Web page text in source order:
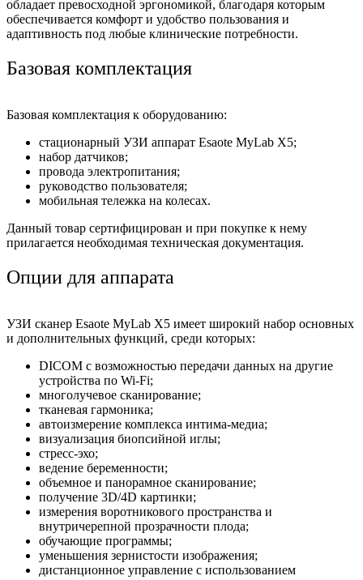
обладает превосходной эргономикой, благодаря которым
обеспечивается комфорт и удобство пользования и
адаптивность под любые клинические потребности.
Базовая комплектация
Базовая комплектация к оборудованию:
стационарный УЗИ аппарат Esaote MyLab X5;
набор датчиков;
провода электропитания;
руководство пользователя;
мобильная тележка на колесах.
Данный товар сертифицирован и при покупке к нему
прилагается необходимая техническая документация.
Опции для аппарата
УЗИ сканер Esaote MyLab X5 имеет широкий набор основных
и дополнительных функций, среди которых:
DICOM с возможностью передачи данных на другие
устройства по Wi-Fi;
многолучевое сканирование;
тканевая гармоника;
автоизмерение комплекса интима-медиа;
визуализация биопсийной иглы;
стресс-эхо;
ведение беременности;
объемное и панорамное сканирование;
получение 3D/4D картинки;
измерения воротникового пространства и
внутричерепной прозрачности плода;
обучающие программы;
уменьшения зернистости изображения;
дистанционное управление с использованием